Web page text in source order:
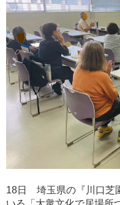
18日 埼玉県の『川口芝